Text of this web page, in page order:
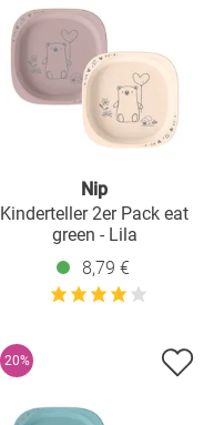
Nip
Kinderteller 2er Pack eat
green - Lila
8,79 €
20%